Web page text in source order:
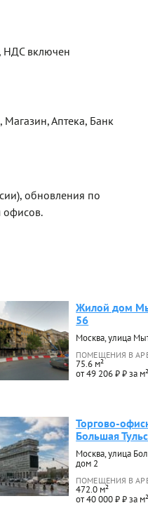
НДС включен
Магазин, Аптека, Банк
обновления по
офисов.
Жилой дом
56
Москва, улица
ПОМЕЩЕНИЯ В
75.6 м²
от 49 206 ₽ ₽ за
Торгово-
Большая
Москва, улица
дом 2
ПОМЕЩЕНИЯ В
472.0 м²
от 40 000 ₽ ₽ за